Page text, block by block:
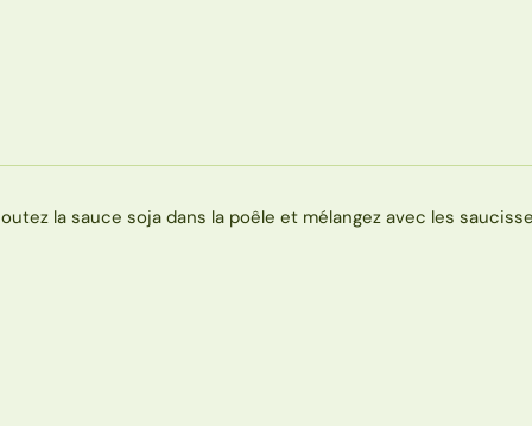
la sauce soja dans la poêle et mélangez avec les